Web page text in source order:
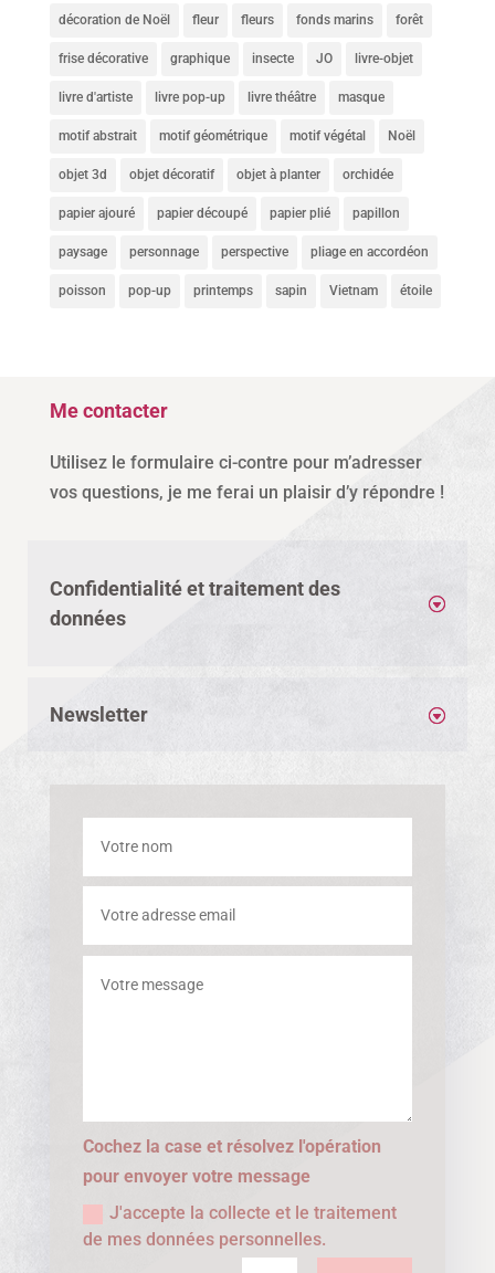
décoration de Noël fleur fleurs fonds marins forêt
frise décorative graphique insecte JO livre-objet
livre d'artiste livre pop-up livre théâtre masque
motif abstrait motif géométrique motif végétal Noël
objet 3d objet décoratif objet à planter orchidée
papier ajouré papier découpé papier plié papillon
paysage personnage perspective pliage en accordéon
poisson pop-up printemps sapin Vietnam étoile
Me contacter
Utilisez le formulaire ci-contre pour m’adresser
vos questions, je me ferai un plaisir d’y répondre !
Confidentialité et traitement des
données
Newsletter
Cochez la case et résolvez l'opération
pour envoyer votre message
J'accepte la collecte et le traitement
de mes données personnelles.